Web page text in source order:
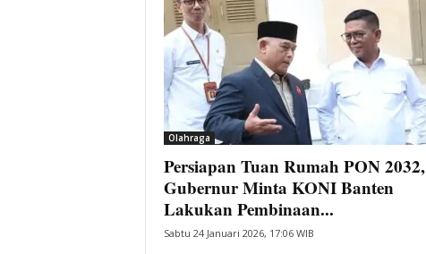
Olahraga
Persiapan Tuan Rumah PON 2032,
Gubernur Minta KONI Banten
Lakukan Pembinaan...
Sabtu 24 Januari 2026, 17:06 WIB